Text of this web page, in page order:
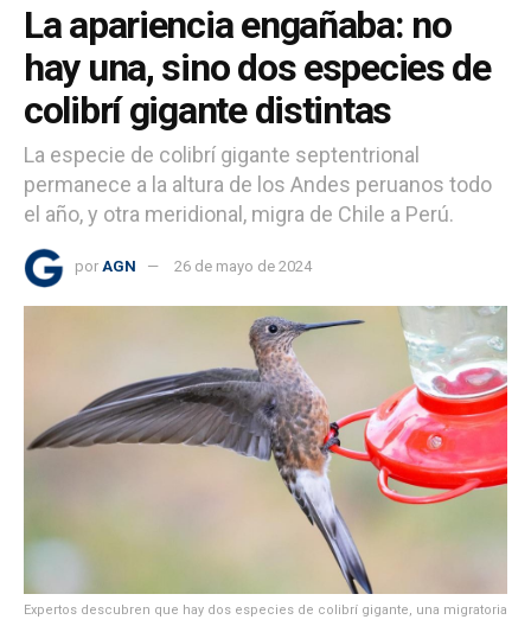
La apariencia engañaba: no
hay una, sino dos especies de
colibrí gigante distintas
La especie de colibrí gigante septentrional
permanece a la altura de los Andes peruanos todo
el año, y otra meridional, migra de Chile a Perú.
por AGN 26 de mayo de 2024
Expertos descubren que hay dos especies de colibrí gigante, una migratoria